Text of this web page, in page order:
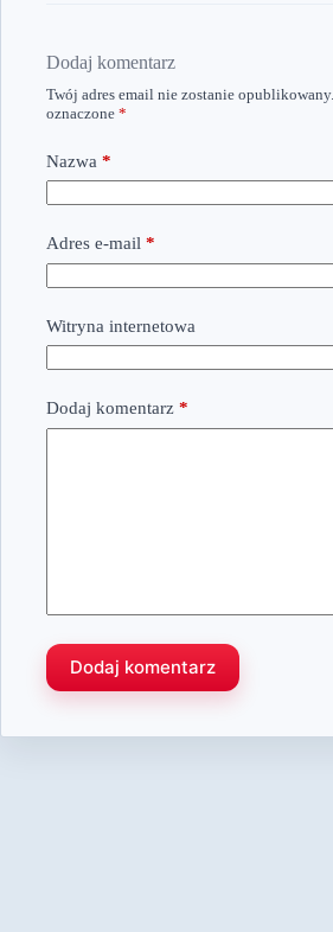
Dodaj komentarz
Twój adres email nie zostanie opublikowany.
oznaczone *
Nazwa *
Adres e-mail *
Witryna internetowa
Dodaj komentarz *
Dodaj komentarz